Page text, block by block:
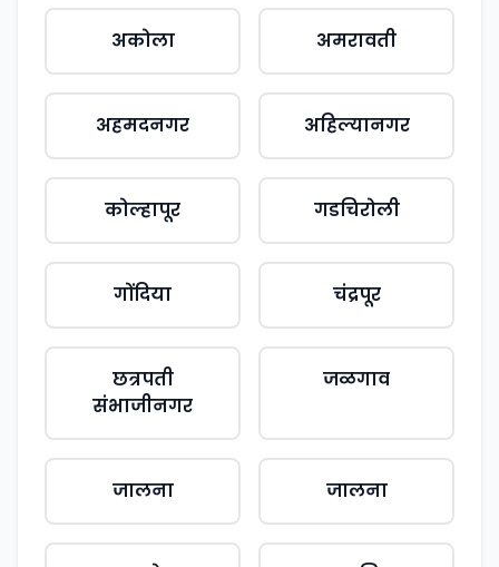
अकोला अमरावती
अहमदनगर अहिल्यानगर
कोल्हापूर गडचिरोली
गोंदिया चंद्रपूर
छत्रपती
संभाजीनगर
जळगाव
जालना जालना